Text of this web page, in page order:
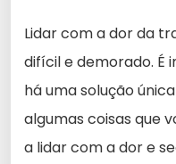
Lidar com a dor da
difícil e demorado.
há uma solução
algumas coisas que
a lidar com a dor e